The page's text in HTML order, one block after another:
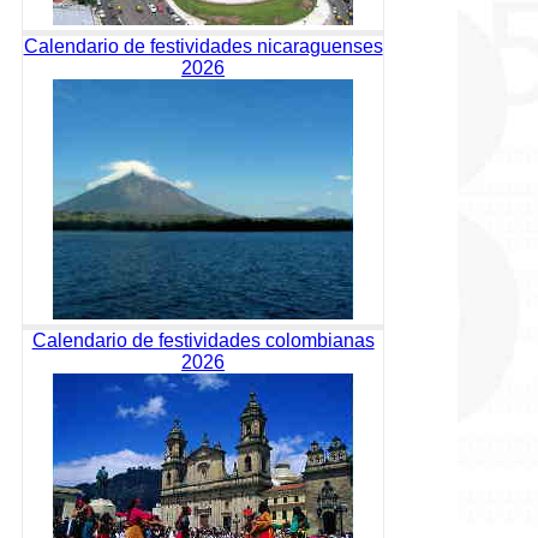
Calendario de festividades nicaraguenses
2026
Calendario de festividades colombianas
2026